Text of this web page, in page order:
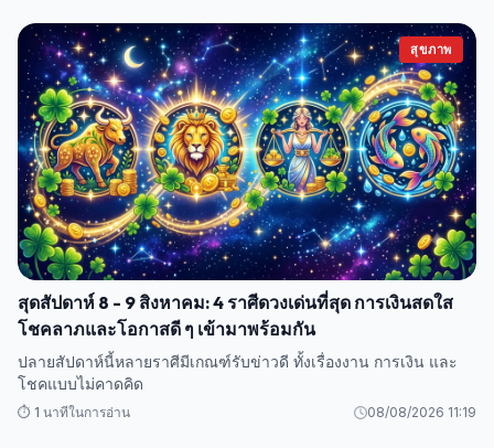
สุขภาพ
สุดสัปดาห์ 8 - 9 สิงหาคม: 4 ราศีดวงเด่นที่สุด การเงินสดใส
โชคลาภและโอกาสดี ๆ เข้ามาพร้อมกัน
ปลายสัปดาห์นี้หลายราศีมีเกณฑ์รับข่าวดี ทั้งเรื่องงาน การเงิน และ
โชคแบบไม่คาดคิด
⏱️ 1 นาทีในการอ่าน 08/08/2026 11:19